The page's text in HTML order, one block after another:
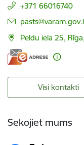
+371 66016740
E-pasts:
Peldu iela 25,
Visi kontakti
Sekojiet mums